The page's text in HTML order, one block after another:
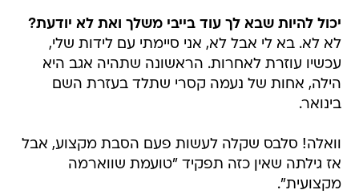
יכול להיות שבא לך עוד בייבי משלך ואת לא יודעת?
לא לא. בא לי אבל לא, אני סיימתי עם לידות שלי,
עכשיו עוזרת לאחרות. הראשונה שתהיה אגב היא
הילה, אחות של נעמה קסרי שתלד בעזרת השם
בינואר.
וואלה! סלבס שקלה לעשות פעם הסבת מקצוע, אבל
אז גילתה שאין כזה תפקיד "טועמת שווארמה
מקצועית".